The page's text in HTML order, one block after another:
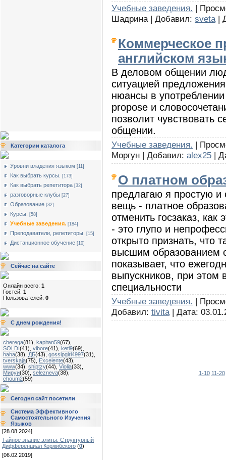
Категории каталога
Уровни владения языком [11]
Как выбрать курсы. [173]
Как выбрать репетитора [32]
разговорные клубы [27]
Образование [32]
Курсы. [58]
Учебные заведения. [184]
Преподаватели, репетиторы. [15]
Дистанционное обучение [10]
Сейчас на сайте
Онлайн всего: 1
Гостей: 1
Пользователей: 0
С днем рождения!
cherega(81) kapitan59(67)
SOLDI(41) vibore(41) keti9(69)
haha(38) ДБ(43) gossipgirl4997(31)
tverskaja(75) Excelente(43)
www(34) shiptzy(44) Violia(33)
Мируи(30) selezneva(38)
choum2(59)
Сегодня сайт посетили
Система Эффективного
Самостоятельного Изучения
Языков
[28.08.2024]
Тайное знание элиты: Структурный
Дифференциал Коржибского (0)
[06.02.2019]
Учебные заведения. |
Шадрина | Добавил: sveta |
Коммерческое
английском
В деловом общении
ситуацией
нюансы в
propose и
позволит чувствовать
общении.
Учебные заведения. |
Моргун | Добавил: alex25 |
О платном
предлагаю я простую
вещь - платное
отменить госзаказ,
- это глупо и
открыто признать, что
высшим образованием
показывает, что
выпускников, при этом
специальности
Учебные заведения. |
Добавил: tivita | Дата:
1-10 11-20